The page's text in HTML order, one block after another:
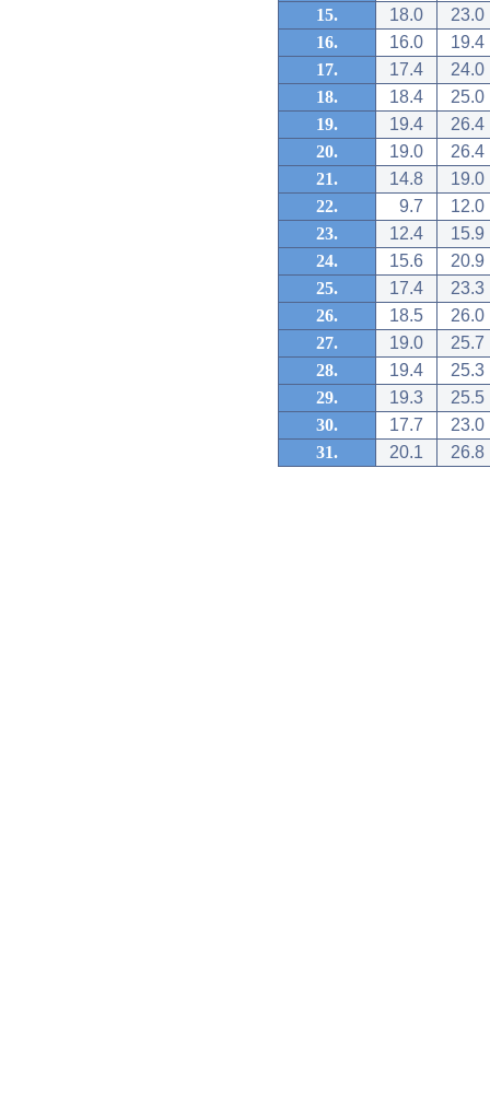
15.
18.0
23.0
16.
16.0
19.4
17.
17.4
24.0
18.
18.4
25.0
19.
19.4
26.4
20.
19.0
26.4
21.
14.8
19.0
22.
9.7
12.0
23.
12.4
15.9
24.
15.6
20.9
25.
17.4
23.3
26.
18.5
26.0
27.
19.0
25.7
28.
19.4
25.3
29.
19.3
25.5
30.
17.7
23.0
31.
20.1 26.8